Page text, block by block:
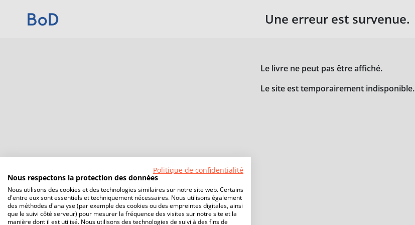
Une erreur est survenue.
Le livre ne peut pas être affiché.
Le site est temporairement indisponible.
Politique de confidentialité
Nous respectons la protection des données
Nous utilisons des cookies et des technologies similaires sur notre site web. Certains
d'entre eux sont essentiels et techniquement nécessaires. Nous utilisons également
des méthodes d'analyse (par exemple des cookies ou des empreintes digitales, ainsi
que le suivi côté serveur) pour mesurer la fréquence des visites sur notre site et la
manière dont il est utilisé. Nous utilisons des technologies de suivi à des fins de